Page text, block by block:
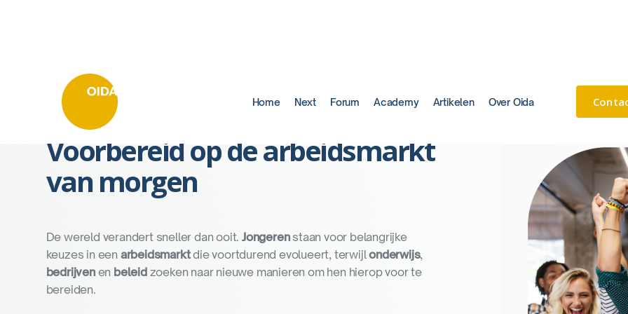
Home Next Forum Academy Artikelen Over Oida
WElKOM bij OIDA
Voorbereid op de arbeidsmarkt
van morgen
De wereld verandert sneller dan ooit. Jongerenstaan voor belangrijke
keuzes in een arbeidsmarktdie voortdurend evolueert, terwijlonderwijs,
bedrijvenen beleidzoeken naar nieuwe manieren om hen hierop voor te
bereiden.